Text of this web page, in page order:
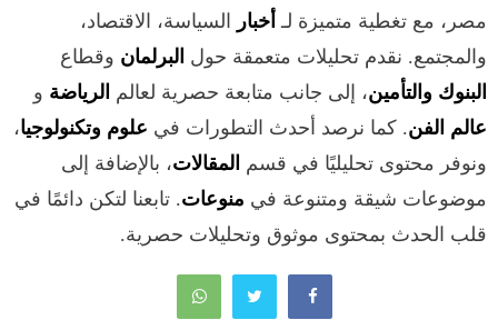
مصر، مع تغطية متميزة لـ أخبار السياسة، الاقتصاد،
والمجتمع. نقدم تحليلات متعمقة حول البرلمان وقطاع
البنوك والتأمين، إلى جانب متابعة حصرية لعالم الرياضة و
عالم الفن. كما نرصد أحدث التطورات في علوم وتكنولوجيا،
ونوفر محتوى تحليليًا في قسم المقالات، بالإضافة إلى
موضوعات شيقة ومتنوعة في منوعات. تابعنا لتكن دائمًا في
قلب الحدث بمحتوى موثوق وتحليلات حصرية.